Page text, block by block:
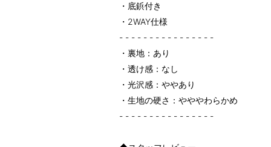
・底鋲付き
・2WAY仕様
- - - - - - - - - - - - - - - -
・裏地：あり
・透け感：なし
・光沢感：ややあり
・生地の硬さ：やややわらかめ
- - - - - - - - - - - - - - - -